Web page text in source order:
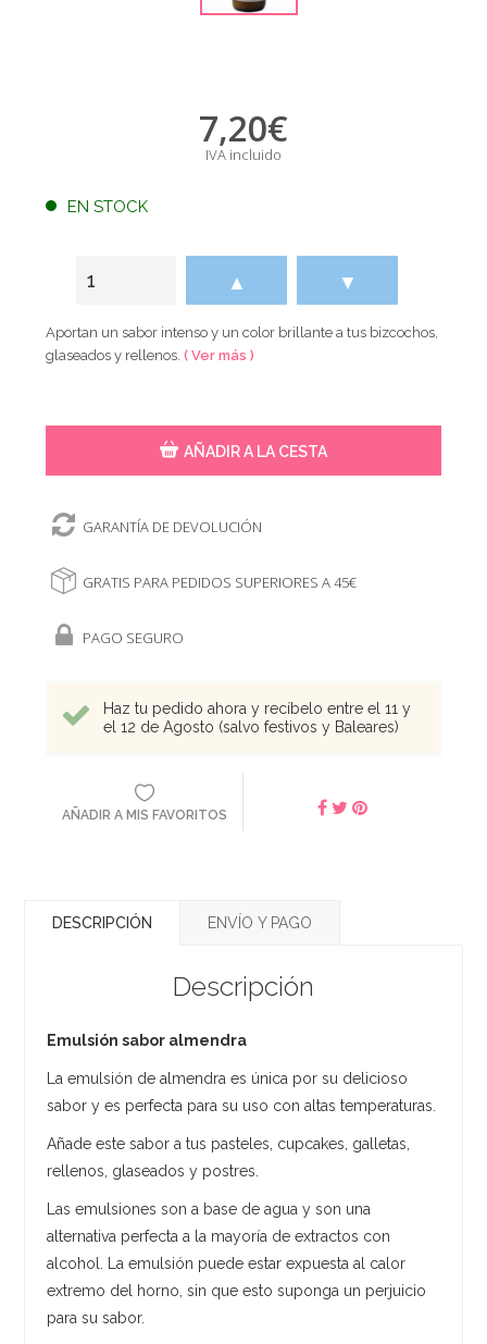
7,20€
IVA incluido
EN STOCK
▲ ▼
Aportan un sabor intenso y un color brillante a tus bizcochos,
glaseados y rellenos.( Ver más )
AÑADIR A LA CESTA
GARANTÍA DE DEVOLUCIÓN
GRATIS PARA PEDIDOS SUPERIORES A 45€
PAGO SEGURO
Haz tu pedido ahora y recíbelo entre el 11 y
el 12 de Agosto (salvo festivos y Baleares)
AÑADIR A MIS FAVORITOS
DESCRIPCIÓN ENVÍO Y PAGO
Descripción
Emulsión sabor almendra
La emulsión de almendra es única por su delicioso
sabor y es perfecta para su uso con altas temperaturas.
Añade este sabor a tus pasteles, cupcakes, galletas,
rellenos, glaseados y postres.
Las emulsiones son a base de agua y son una
alternativa perfecta a la mayoría de extractos con
alcohol. La emulsión puede estar expuesta al calor
extremo del horno, sin que esto suponga un perjuicio
para su sabor.